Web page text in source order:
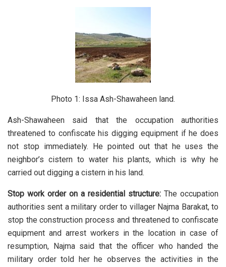
Photo 1: Issa Ash-Shawaheen land.
Ash-Shawaheen said that the occupation authorities
threatened to confiscate his digging equipment if he does
not stop immediately. He pointed out that he uses the
neighbor’s cistern to water his plants, which is why he
carried out digging a cistern in his land.
Stop work order on a residential structure: The occupation
authorities sent a military order to villager Najma Barakat, to
stop the construction process and threatened to confiscate
equipment and arrest workers in the location in case of
resumption, Najma said that the officer who handed the
military order told her he observes the activities in the